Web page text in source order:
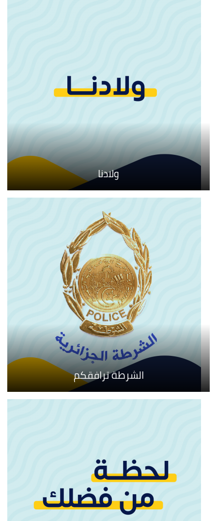
ولادنا
الشرطة ترافقكم